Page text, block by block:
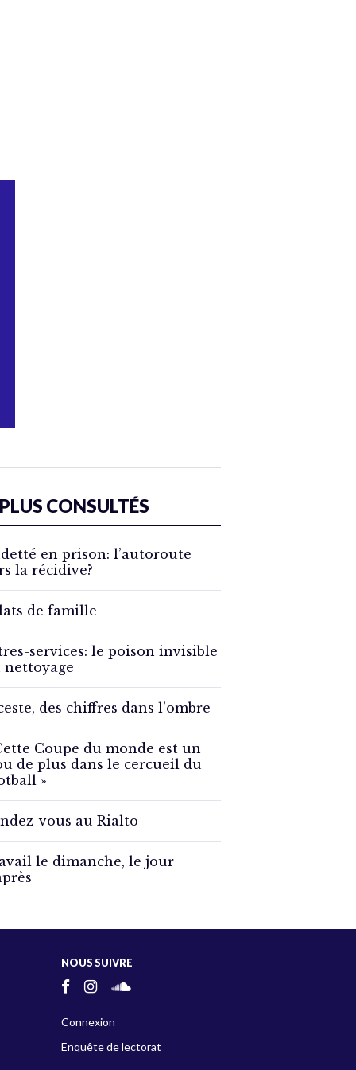
CONSULTÉS
en prison: l’autoroute
la récidive?
de famille
services: le poison invisible
nettoyage
des chiffres dans l’ombre
Coupe du monde est un
de plus dans le cercueil du
»
vous au Rialto
le dimanche, le jour
NOUS SUIVRE
Connexion
Enquête de lectorat